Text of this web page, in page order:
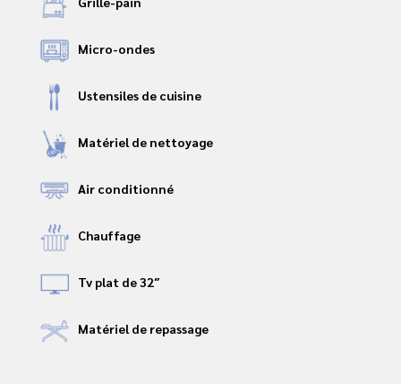
Micro-ondes
Ustensiles de cuisine
Matériel de nettoyage
Air conditionné
Chauffage
Tv plat de 32″
Matériel de repassage